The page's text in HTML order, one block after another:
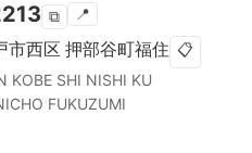
⧉ 📍
市西区 押部谷町福住 📋
KOBE SHI NISHI KU
FUKUZUMI